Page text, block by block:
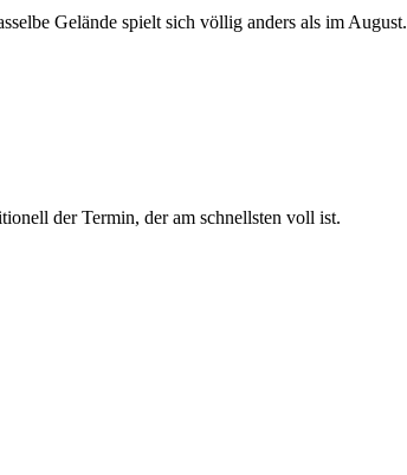
Gelände spielt sich völlig anders als im August.
der Termin, der am schnellsten voll ist.